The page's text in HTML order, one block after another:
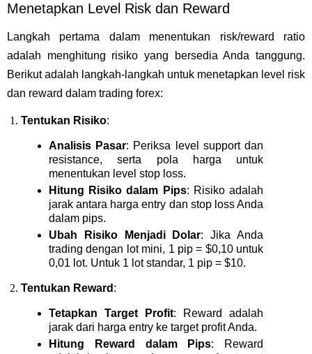
Menetapkan Level Risk dan Reward
Langkah pertama dalam menentukan risk/reward ratio
adalah menghitung risiko yang bersedia Anda tanggung.
Berikut adalah langkah-langkah untuk menetapkan level risk
dan reward dalam trading forex:
Tentukan Risiko:
Analisis Pasar: Periksa level support dan
resistance, serta pola harga untuk
menentukan level stop loss.
Hitung Risiko dalam Pips: Risiko adalah
jarak antara harga entry dan stop loss Anda
dalam pips.
Ubah Risiko Menjadi Dolar: Jika Anda
trading dengan lot mini, 1 pip = $0,10 untuk
0,01 lot. Untuk 1 lot standar, 1 pip = $10.
Tentukan Reward :
Tetapkan Target Profit: Reward adalah
jarak dari harga entry ke target profit Anda.
Hitung Reward dalam Pips: Reward